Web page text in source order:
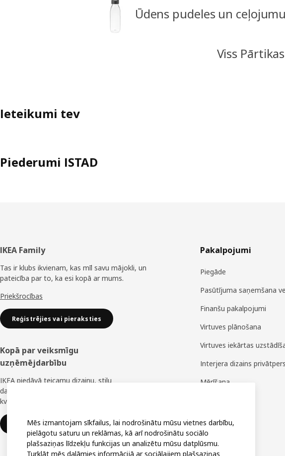
Ūdens pudeles un
Viss
Ieteikumi tev
Piederumi ISTAD
Kājene
IKEA Family
Tas ir klubs ikvienam, kas mīl savu mājokli, un
pateicība par to, ka esi kopā ar mums.
Priekšrocības
Reģistrējies vai pieraksties
Kopā par veiksmīgu
uzņēmējdarbību
IKEA piedāvā teicamu dizainu, stilu
daudzveidību, lielisku cenu un uzticamu
kvalitāti.
IKEA uzņēmumiem
Pakalpojumi
Piegāde
Pasūtījuma saņemšana
Finanšu pakalpojumi
Virtuves plānošana
Virtuves iekārtas
Interjera dizains
Mērīšana
Mēs izmantojam sīkfailus, lai nodrošinātu mūsu vietnes darbību,
pielāgotu saturu un reklāmas, kā arī nodrošinātu sociālo
plašsaziņas līdzekļu funkcijas un analizētu mūsu datplūsmu.
Turklāt mēs dalāmies informācijā ar sociālajiem plašsaziņas